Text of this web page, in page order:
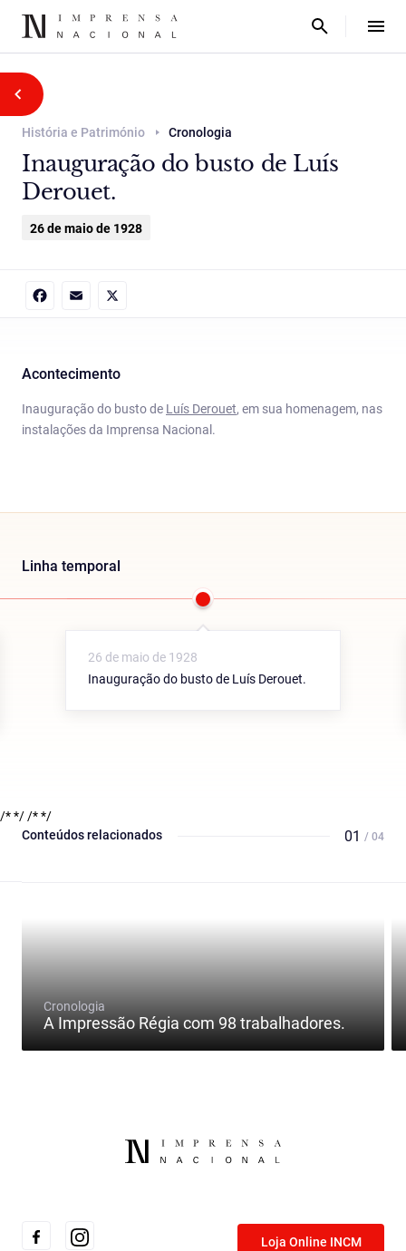
História e Património Cronologia
Inauguração do busto de Luís
Derouet.
26 de maio de 1928
Acontecimento
Inauguração do busto de Luís Derouet, em sua homenagem, nas
instalações da Imprensa Nacional.
Linha temporal
26 de maio de 1928
Inauguração do busto de Luís Derouet.
/* *//* */
Conteúdos relacionados
01 / 04
Cronologia
A Impressão Régia com 98 trabalhadores.
Loja Online INCM